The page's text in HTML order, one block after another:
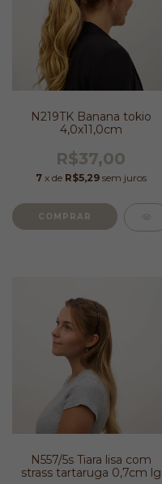
N219TK Banana tokio
4,0x11,0cm
R$37,00
7 x de R$5,29 sem juros
N557/5s Tiara lisa com
strass tartaruga 0,7cm lg